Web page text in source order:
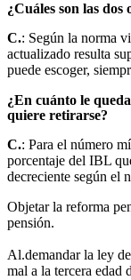
¿Cuáles son las dos
C.: Según la norma
actualizado resulta
puede escoger,
¿En cuánto le
quiere retirarse?
C.: Para el número
porcentaje del IBL
decreciente según el
Objetar la reforma
pensión.
Al.demandar la ley
mal a la tercera edad